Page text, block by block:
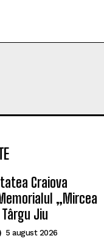
Craiova
„Mircea
Jiu
5 august 2026